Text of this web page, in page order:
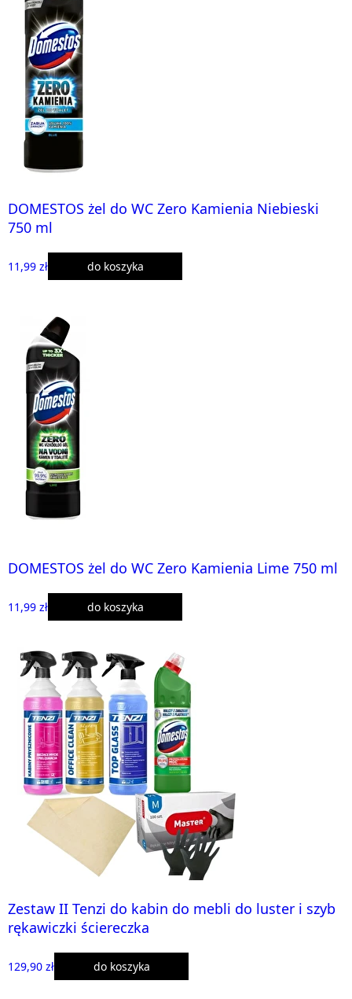
DOMESTOS żel do WC Zero Kamienia Niebieski
750 ml
11,99 zł do koszyka
DOMESTOS żel do WC Zero Kamienia Lime 750 ml
11,99 zł do koszyka
Zestaw II Tenzi do kabin do mebli do luster i szyb
rękawiczki ściereczka
129,90 zł do koszyka